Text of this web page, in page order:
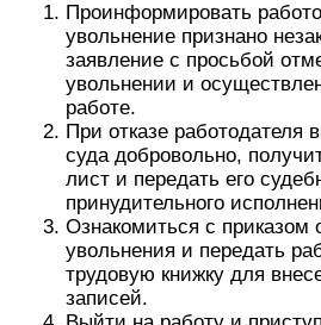
Проинформировать
увольнение признано
заявление с просьбой
увольнении и
работе.
При отказе работодателя
суда добровольно,
лист и передать его
принудительного
Ознакомиться с приказом
увольнения и передать
трудовую книжку для
записей.